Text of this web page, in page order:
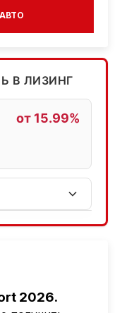
2026.
В ЛИЗИНГ
от 15.99%
6.99%